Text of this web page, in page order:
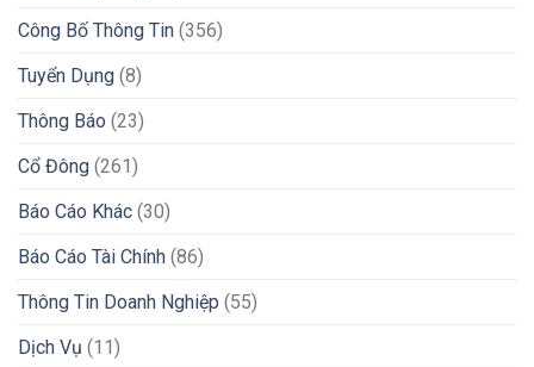
Công Bố Thông Tin (356)
Tuyển Dụng (8)
Thông Báo (23)
Cổ Đông (261)
Báo Cáo Khác (30)
Báo Cáo Tài Chính (86)
Thông Tin Doanh Nghiệp (55)
Dịch Vụ (11)